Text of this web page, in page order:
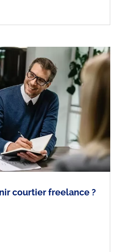
courtier freelance ?